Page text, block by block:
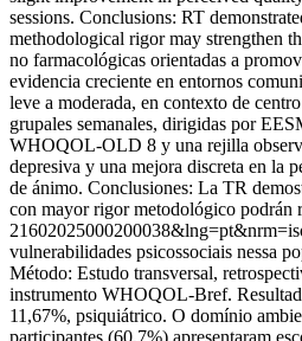
sessions. Conclusions: RT
methodological rigor may strengthen
no farmacológicas orientadas a
evidencia creciente en entornos
leve a moderada, en contexto de
grupales semanales, dirigidas por
WHOQOL-OLD 8 y una rejilla
depresiva y una mejora discreta en la
de ánimo. Conclusiones: La TR
con mayor rigor metodológico podrán
vulnerabilidades psicossociais nessa
Método: Estudo transversal,
instrumento WHOQOL-Bref.
11,67%, psiquiátrico. O domínio
participantes (60,7%) apresentaram